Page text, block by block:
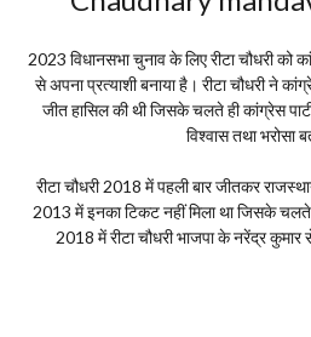
2023 विधानसभा चुनाव के लिए रीटा चौधरी को
से अपना प्रत्याशी बनाया है। रीटा चौधरी ने
जीत हासिल की थी जिसके चलते ही कांग्रेस
विश्वास तथा भरोसा
रीटा चौधरी 2018 में पहली बार जीतकर
2013 में इनका टिकट नहीं मिला था जिसके चलते
2018 में रीटा चौधरी भाजपा के नरेंद्र कुमार